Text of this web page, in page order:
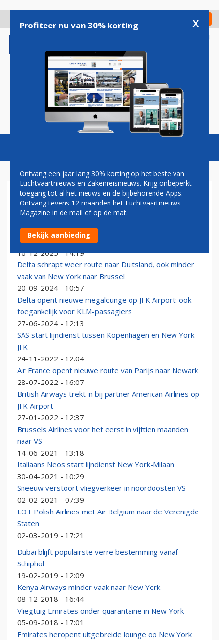
gaan
Check in
Magazine Podcasts Vacatures
NEW YORK JFK
Delta Boeing 767 taxiet drie uur lang over luchthaven
New York
16-12-2025 - 14:19
Delta schrapt weer route naar Duitsland, ook minder
vaak van New York naar Brussel
20-09-2024 - 10:57
Delta opent nieuwe megalounge op JFK Airport: ook
toegankelijk voor KLM-passagiers
27-06-2024 - 12:13
SAS start lijndienst tussen Kopenhagen en New York
JFK
24-11-2022 - 12:04
Air France opent nieuwe route van Parijs naar Newark
28-07-2022 - 16:07
British Airways trekt in bij partner American Airlines op
JFK Airport
27-01-2022 - 12:37
Brussels Airlines voor het eerst in vijftien maanden
naar VS
14-06-2021 - 13:18
Italiaans Neos start lijndienst New York-Milaan
30-04-2021 - 10:29
Sneeuw verstoort vliegverkeer in noordoosten VS
02-02-2021 - 07:39
LOT Polish Airlines met Air Belgium naar de Verenigde
Staten
02-03-2019 - 17:21
Dubai blijft populairste verre bestemming vanaf
Schiphol
19-02-2019 - 12:09
Kenya Airways minder vaak naar New York
08-12-2018 - 16:44
Vliegtuig Emirates onder quarantaine in New York
05-09-2018 - 17:01
Emirates heropent uitgebreide lounge op New York
Profiteer nu van 30% korting x
Ontvang een jaar lang 30% korting op het beste van
Luchtvaartnieuws en Zakenreisnieuws. Krijg onbeperkt
toegang tot al het nieuws en de bijbehorende Apps.
Ontvang tevens 12 maanden het Luchtvaartnieuws
Magazine in de mail of op de mat.
Bekijk aanbieding